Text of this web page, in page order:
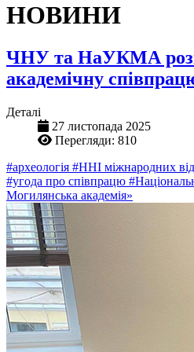
НОВИНИ
ЧНУ та НаУКМА
академічну
Деталі
27 листопада 2025
Перегляди: 810
#археологія #ННІ міжнародних
#угода про співпрацю
Могилянська академія»